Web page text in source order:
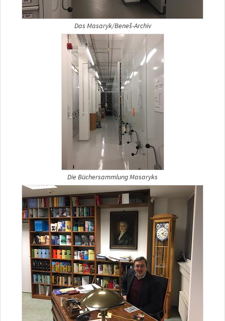
Das Masaryk/Beneš-Archiv
Die Büchersammlung Masaryks